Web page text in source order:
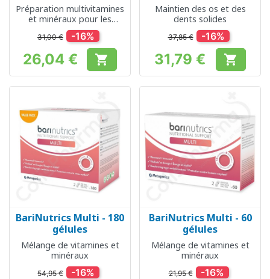
Préparation multivitamines
et minéraux pour les
seniors
31,00 € -16%
Prix
26,04 € 
Maintien des os et des
dents solides
37,85 € -16%
Prix
31,79 € 
BariNutrics Multi - 180
gélules
Mélange de vitamines et
minéraux
54,95 € -16%
BariNutrics Multi - 60
gélules
Mélange de vitamines et
minéraux
21,95 € -16%